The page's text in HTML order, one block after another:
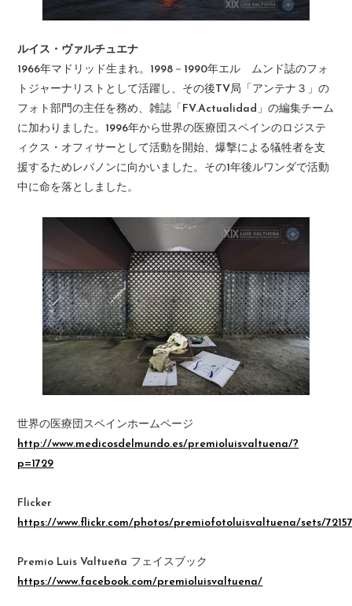
ルイス・ヴァルチュエナ
1966年マドリッド生まれ。1998－1990年エル ムンド誌のフォ
トジャーナリストとして活躍し、その後TV局「アンテナ３」の
フォト部門の主任を務め、雑誌「FV.Actualidad」の編集チーム
に加わりました。1996年から世界の医療団スペインのロジステ
ィクス・オフィサーとして活動を開始、爆撃による犠牲者を支
援するためレバノンに向かいました。その1年後ルワンダで活動
中に命を落としました。
世界の医療団スペインホームページ
http://www.medicosdelmundo.es/premioluisvaltuena/?
p=1729
Flicker
https://www.flickr.com/photos/premiofotoluisvaltuena/sets/
Premio Luis Valtueña フェイスブック
https://www.facebook.com/premioluisvaltuena/